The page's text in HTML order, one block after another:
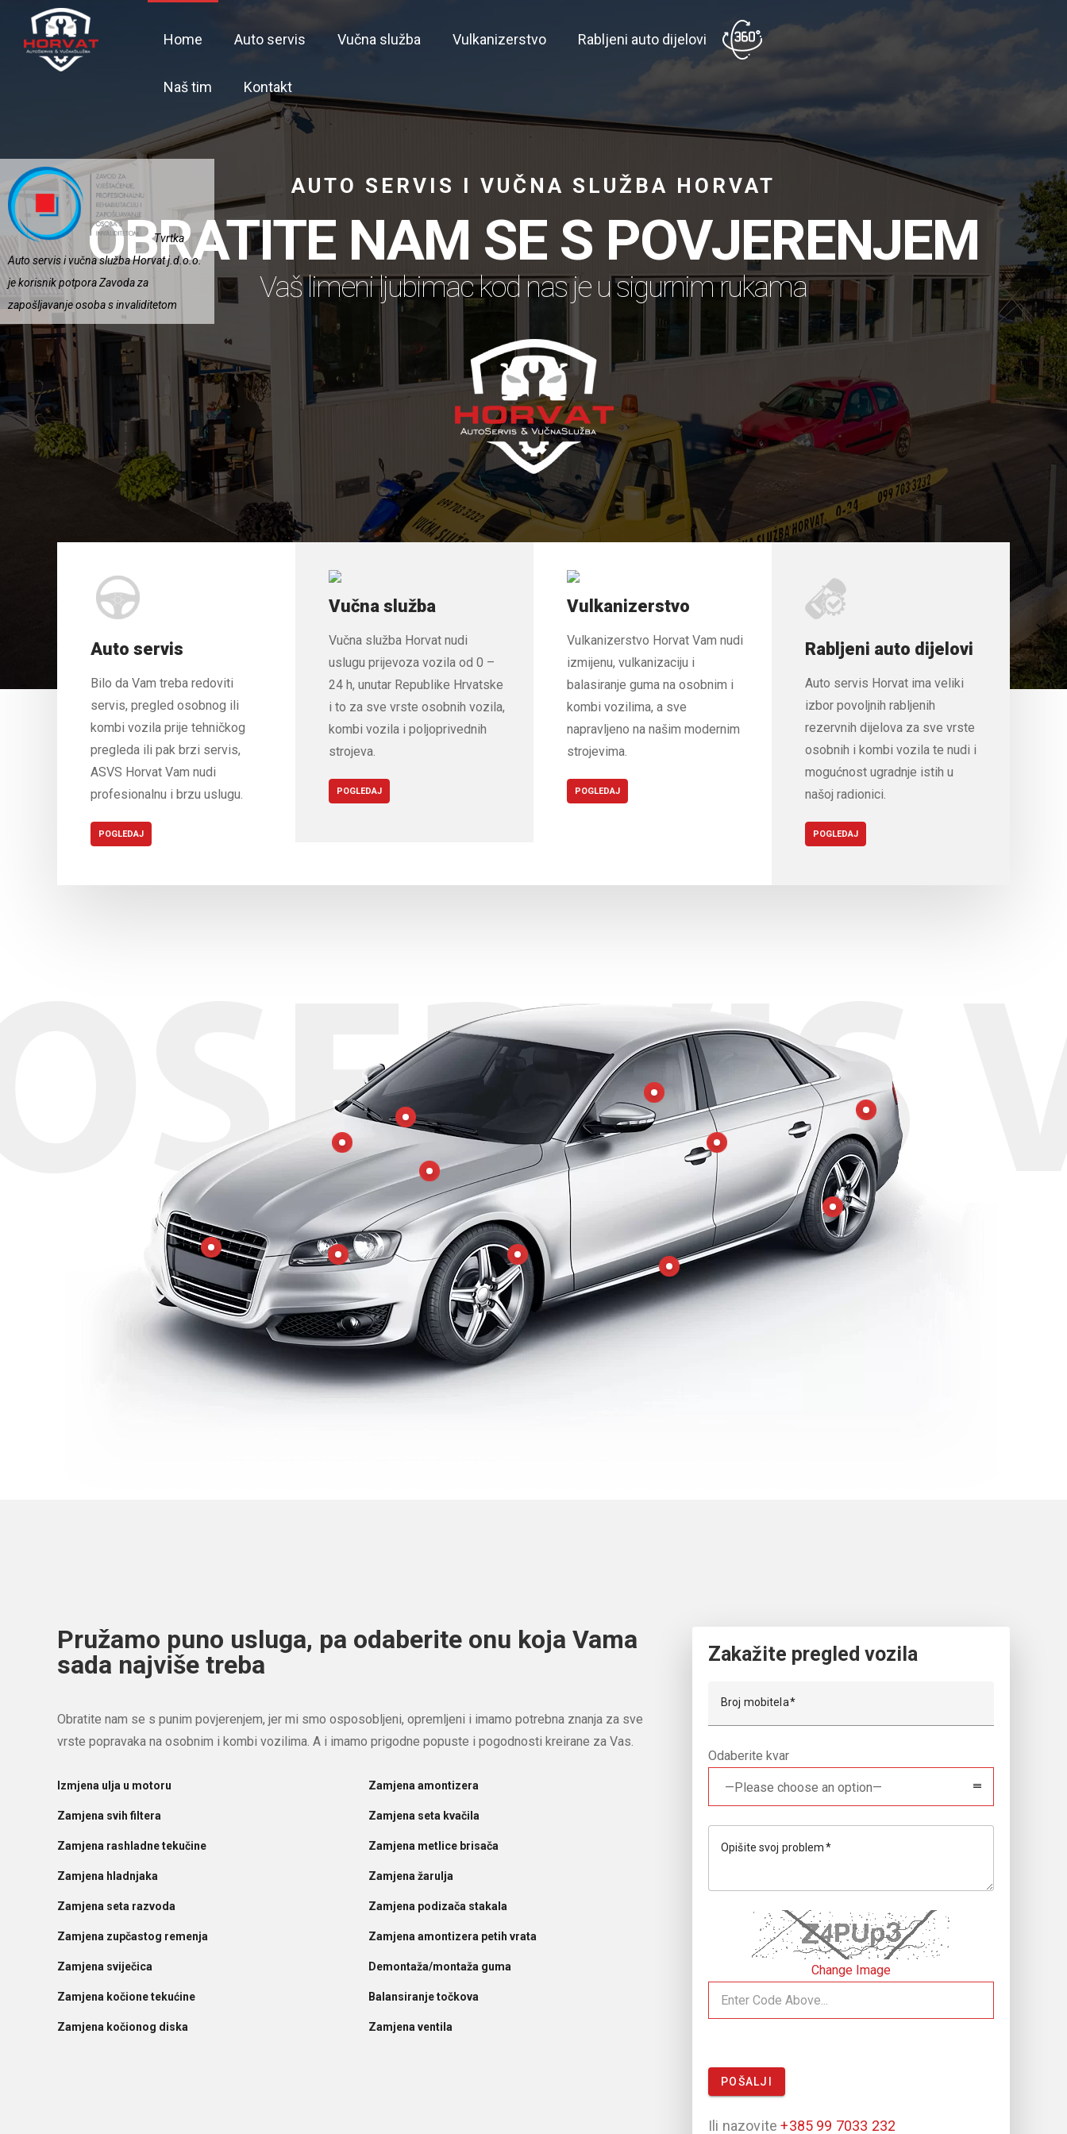
Home Auto servis Vučna služba Vulkanizerstvo Rabljeni auto dijelovi
Naš tim Kontakt
OBRATITE NAM SE S POVJERENJEM
AUTO SERVIS I VUČNA SLUŽBA HORVAT
Vaš limeni ljubimac kod nas je u sigurnim rukama
Auto servis
Bilo da Vam treba redoviti
servis, pregled osobnog ili
kombi vozila prije tehničkog
pregleda ili pak brzi servis,
ASVS Horvat Vam nudi
profesionalnu i brzu uslugu.
POGLEDAJ
Vučna služba
Vučna služba Horvat nudi
uslugu prijevoza vozila od 0 –
24 h, unutar Republike Hrvatske
i to za sve vrste osobnih vozila,
kombi vozila i poljoprivednih
strojeva.
POGLEDAJ
Vulkanizerstvo
Vulkanizerstvo Horvat Vam nudi
izmijenu, vulkanizaciju i
balasiranje guma na osobnim i
kombi vozilima, a sve
napravljeno na našim modernim
strojevima.
POGLEDAJ
Rabljeni auto dijelovi
Auto servis Horvat ima veliki
izbor povoljnih rabljenih
rezervnih dijelova za sve vrste
osobnih i kombi vozila te nudi i
mogućnost ugradnje istih u
našoj radionici.
POGLEDAJ
Pružamo puno usluga, pa odaberite onu koja Vama
sada najviše treba
Obratite nam se s punim povjerenjem, jer mi smo osposobljeni, opremljeni i imamo potrebna znanja za sve
vrste popravaka na osobnim i kombi vozilima. A i imamo prigodne popuste i pogodnosti kreirane za Vas.
Izmjena ulja u motoru
Zamjena svih filtera
Zamjena rashladne tekučine
Zamjena hladnjaka
Zamjena seta razvoda
Zamjena zupčastog remenja
Zamjena sviječica
Zamjena kočione tekućine
Zamjena kočionog diska
Zamjena amontizera
Zamjena seta kvačila
Zamjena metlice brisača
Zamjena žarulja
Zamjena podizača stakala
Zamjena amontizera petih vrata
Demontaža/montaža guma
Balansiranje točkova
Zamjena ventila
Zakažite pregled vozila
Broj mobitela
Odaberite kvar
—Please choose an option—
Opišite svoj problem
Change Image
POŠALJI
Ili nazovite+385 99 7033 232
Tvrtka
Auto servis i vučna služba Horvat j.d.o.o.
je korisnik potpora Zavoda za
zapošljavanje osoba s invaliditetom